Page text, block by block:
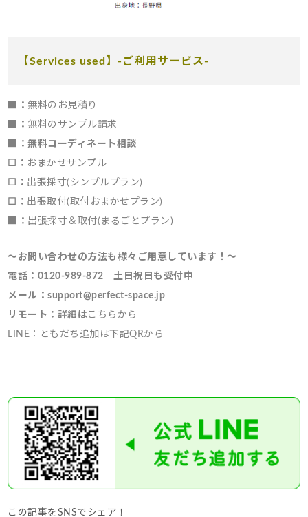
【Services used】-ご利用サービス-
■： 無料のお見積り
■： 無料のサンプル請求
■：無料コーディネート相談
☐： おまかせサンプル
☐： 出張採寸(シンプルプラン)
☐： 出張取付(取付おまかせプラン)
■： 出張採寸＆取付(まるごとプラン)
～お問い合わせの方法も様々ご用意しています！～
電話：0120-989-872 土日祝日も受付中
メール：support@perfect-space.jp
リモート：詳細はこちらから
LINE：ともだち追加は下記QRから
この記事をSNSでシェア！